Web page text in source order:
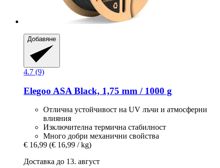
Добавяне
4.7 (9)
Elegoo ASA Black, 1,75 mm / 1000 g
Отлична устойчивост на UV лъчи и атмосферни
влияния
Изключителна термична стабилност
Много добри механични свойства
€ 16,99 (€ 16,99 / kg)
Доставка до 13. август